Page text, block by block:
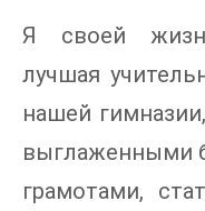
Я своей
лучшая
нашей
выглаженными
грамотами,